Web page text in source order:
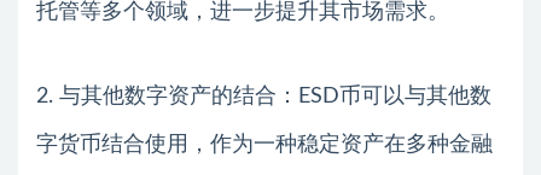
托管等多个领域，进一步提升其市场需求。
2. 与其他数字资产的结合：ESD币可以与其他数
字货币结合使用，作为一种稳定资产在多种金融